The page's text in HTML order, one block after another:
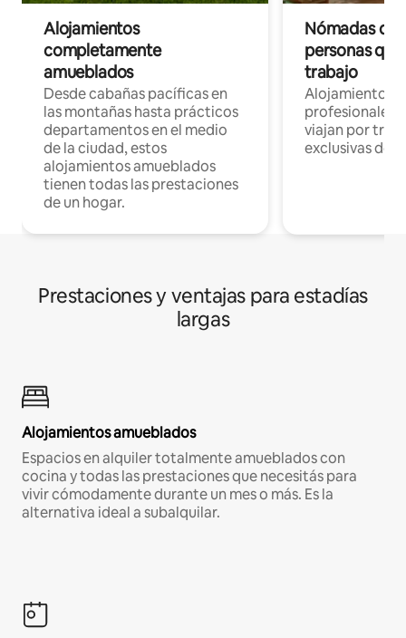
Alojamientos
completamente
amueblados
Desde cabañas pacíficas en
las montañas hasta prácticos
departamentos en el medio
de la ciudad, estos
alojamientos amueblados
tienen todas las prestaciones
de un hogar.
Nómadas
personas
trabajo
Alojamientos
profesionales
viajan por
exclusivas de
Prestaciones y ventajas para estadías
largas
Alojamientos amueblados
Espacios en alquiler totalmente amueblados con
cocina y todas las prestaciones que necesitás para
vivir cómodamente durante un mes o más. Es la
alternativa ideal a subalquilar.